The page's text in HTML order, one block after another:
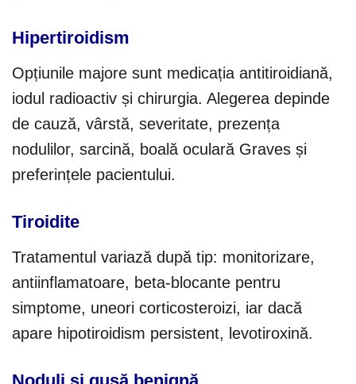
Hipertiroidism
Opțiunile majore sunt medicația antitiroidiană,
iodul radioactiv și chirurgia. Alegerea depinde
de cauză, vârstă, severitate, prezența
nodulilor, sarcină, boală oculară Graves și
preferințele pacientului.
Tiroidite
Tratamentul variază după tip: monitorizare,
antiinflamatoare, beta-blocante pentru
simptome, uneori corticosteroizi, iar dacă
apare hipotiroidism persistent, levotiroxină.